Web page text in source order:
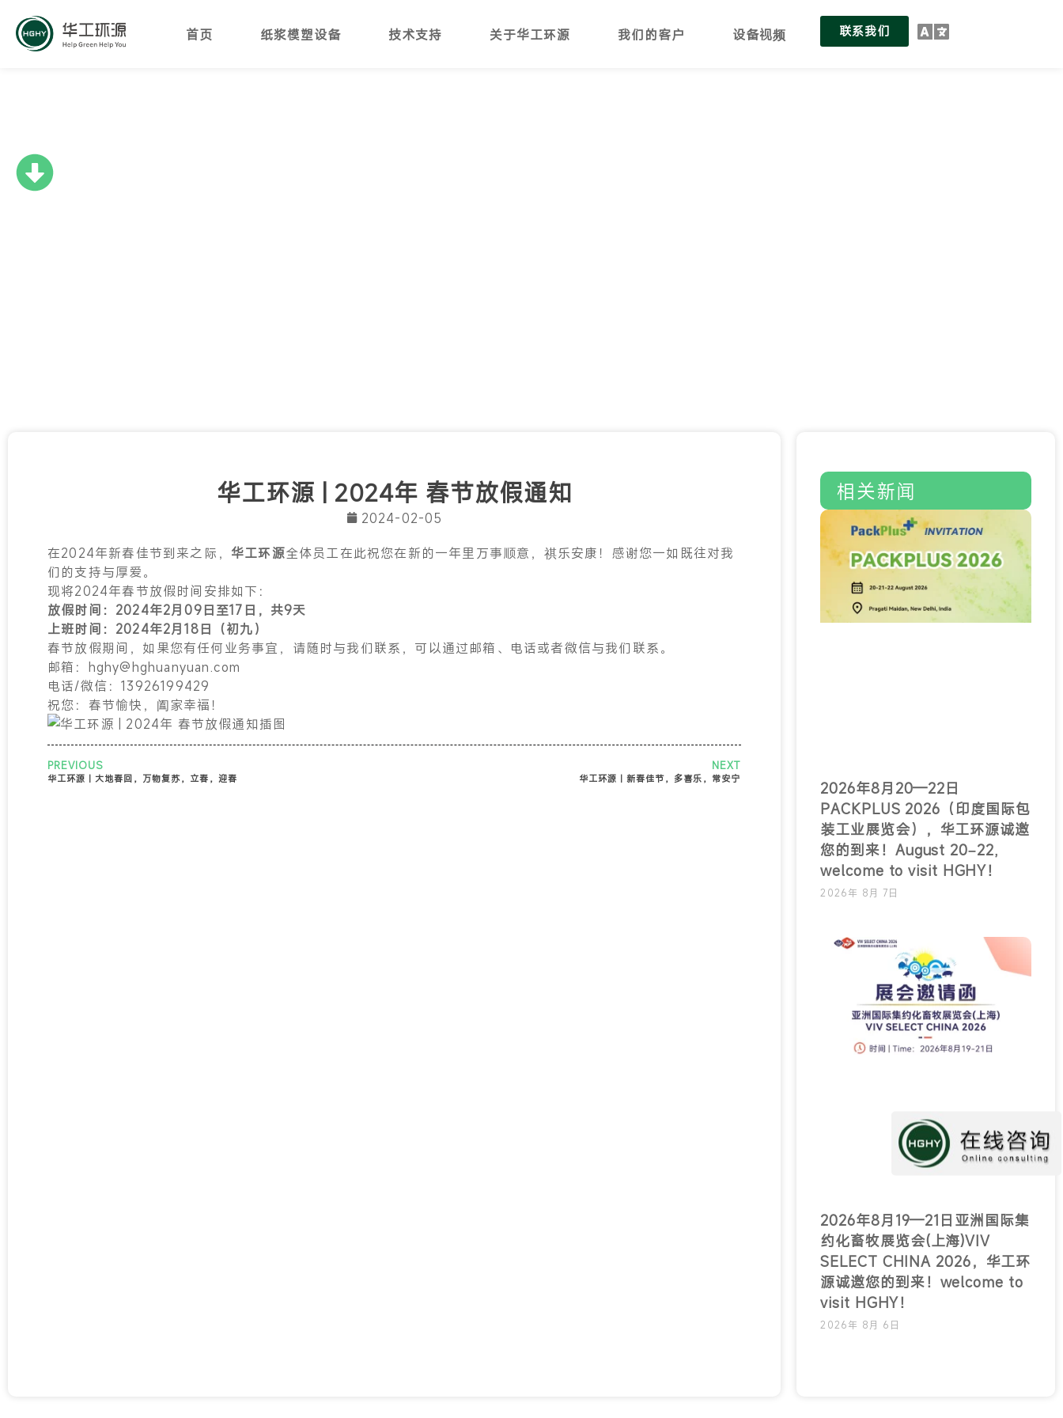
首页 纸浆模塑设备 技术支持 关于华工环源 我们的客户 设备视频 联系我们
华工环源 | 2024年 春节放假通知
2024-02-05
在2024年新春佳节到来之际， 华工环源全体员工在此祝您在新的一年里万事顺意，祺乐安康！感谢您一如既往对我
们的支持与厚爱。
现将2024年春节放假时间安排如下：
放假时间：2024年2月09日至17日，共9天
上班时间：2024年2月18日（初九）
春节放假期间，如果您有任何业务事宜，请随时与我们联系，可以通过邮箱、电话或者微信与我们联系。
邮箱：hghy@hghuanyuan.com
电话/微信：13926199429
祝您：春节愉快，阖家幸福！
PREVIOUS
华工环源 | 大地春回，万物复苏，立春，迎春
NEXT
华工环源 | 新春佳节，多喜乐，常安宁
相关新闻
2026年8月20—22日
PACKPLUS 2026（印度国际包
装工业展览会），华工环源诚邀
您的到来！August 20–22,
welcome to visit HGHY！
2026年 8月 7日
2026年8月19—21日亚洲国际集
约化畜牧展览会(上海)VIV
SELECT CHINA 2026，华工环
源诚邀您的到来！welcome to
visit HGHY！
2026年 8月 6日